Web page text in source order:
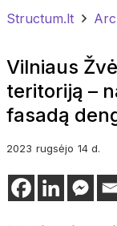
Structum.lt
Vilniaus
teritoriją –
fasadą
2023 rugsėjo 14 d.